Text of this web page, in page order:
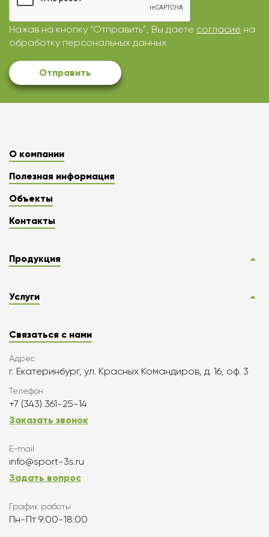
Нажав на кнопку “Отправить”, Вы даете согласие на
обработку персональных данных
Отправить
О компании
Полезная информация
Объекты
Контакты
Продукция
Услуги
Связаться с нами
Адрес
г. Екатеринбург, ул. Красных Командиров, д. 16, оф. 3
Телефон
+7 (343) 361-25-14
Заказать звонок
E-mail
info@sport-3s.ru
Задать вопрос
График работы
Пн-Пт 9:00-18:00